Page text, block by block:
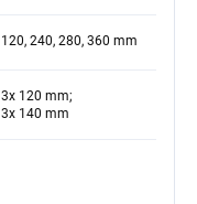
120, 240, 280, 360 mm
3x 120 mm;
3x 140 mm